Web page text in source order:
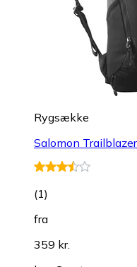
Rygsække
Salomon
(1)
fra
359 kr.